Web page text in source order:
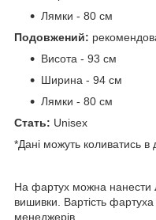
Лямки - 80 см
Подовжений:
Висота - 93 см
Ширина - 94 см
Лямки - 80 см
Стать: Unisex
*Дані можуть коливатись
На фартух можна нанести
вишивки. Вартість
менеджерів.